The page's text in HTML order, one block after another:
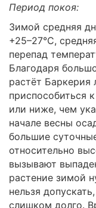
Период покоя:
Зимой средняя
+25–27°C,
перепад
Благодаря
растёт Баркерия
приспособиться
или ниже, чем
начале весны
большие
относительно
вызывают
растение зимой
нельзя
слишком долго.